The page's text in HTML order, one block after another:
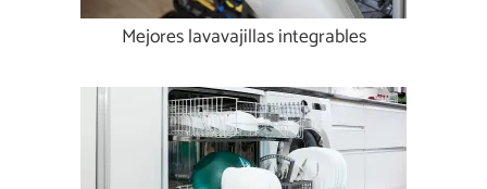
Mejores lavavajillas integrables